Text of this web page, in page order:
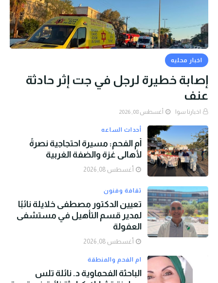
اخبار محليه
إصابة خطيرة لرجل في جت إثر حادثة
عنف
اخبارنا سوا أغسطس 08, 2026
أحداث الساعه
أم الفحم: مسيرة احتجاجية نصرةً
لأهالي غزة والضفة الغربية
أغسطس 08, 2026
ثقافة وفنون
تعيين الدكتور مصطفى خلايلة نائبًا
لمدير قسم التأهيل في مستشفى
العفولة
أغسطس 08, 2026
ام الفحم والمنطقة
الباحثة الفحماوية د. نائلة تلس